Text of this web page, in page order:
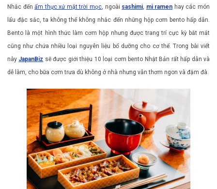
Nhắc đếnẩm thực xứ mặt trời mọc , ngoài sashimi mì ramen hay các món
lẩu đặc sắc, ta không thể không nhắc đến những hộp cơm bento hấp dẫn.
Bento là một hình thức làm cơm hộp nhưng được trang trí cực kỳ bắt mắt
cũng như chứa nhiều loại nguyên liệu bổ dưỡng cho cơ thể. Trong bài viết
này JapanBiz sẽ được giới thiệu 10 loại cơm bento Nhật Bản rất hấp dẫn và
dễ làm, cho bữa cơm trưa dù không ở nhà nhưng vẫn thơm ngon và đậm đà.